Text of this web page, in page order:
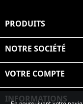
PRODUITS
NOTRE SOCIÉTÉ
VOTRE COMPTE
INFORMATIONS